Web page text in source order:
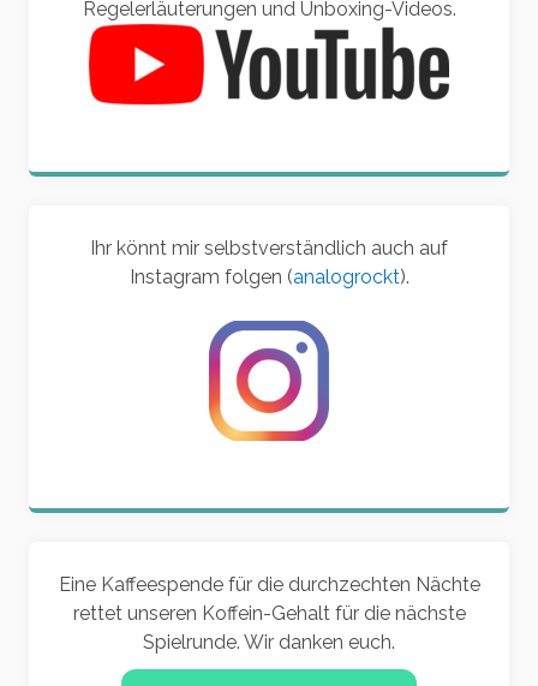
Regelerläuterungen und Unboxing-Videos.
Ihr könnt mir selbstverständlich auch auf
Instagram folgen (analogrockt).
Eine Kaffeespende für die durchzechten Nächte
rettet unseren Koffein-Gehalt für die nächste
Spielrunde. Wir danken euch.